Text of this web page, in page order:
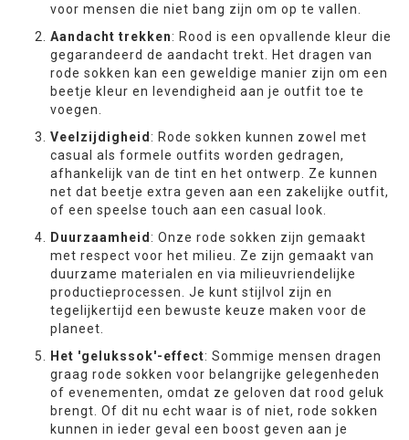
voor mensen die niet bang zijn om op te vallen.
Aandacht trekken: Rood is een opvallende kleur die
gegarandeerd de aandacht trekt. Het dragen van
rode sokken kan een geweldige manier zijn om een
beetje kleur en levendigheid aan je outfit toe te
voegen.
Veelzijdigheid : Rode sokken kunnen zowel met
casual als formele outfits worden gedragen,
afhankelijk van de tint en het ontwerp. Ze kunnen
net dat beetje extra geven aan een zakelijke outfit,
of een speelse touch aan een casual look.
Duurzaamheid : Onze rode sokken zijn gemaakt
met respect voor het milieu. Ze zijn gemaakt van
duurzame materialen en via milieuvriendelijke
productieprocessen. Je kunt stijlvol zijn en
tegelijkertijd een bewuste keuze maken voor de
planeet.
Het 'gelukssok'-effect: Sommige mensen dragen
graag rode sokken voor belangrijke gelegenheden
of evenementen, omdat ze geloven dat rood geluk
brengt. Of dit nu echt waar is of niet, rode sokken
kunnen in ieder geval een boost geven aan je